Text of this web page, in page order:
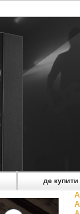
де купити